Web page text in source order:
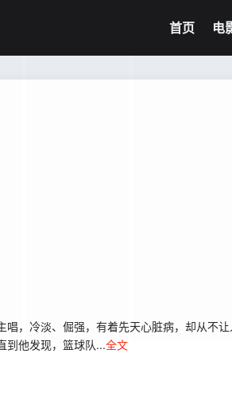
首页 电
，冷淡、倔强，有着先天心脏病，却从不
到他发现，篮球队...全文